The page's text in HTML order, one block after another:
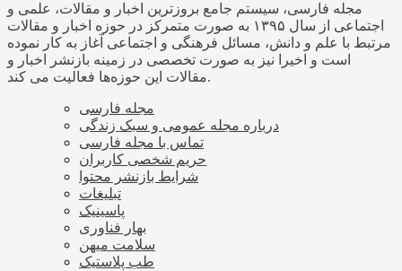
مجله فارسی، سیستم جامع بروزترین اخبار و مقالات، علمی و
اجتماعی از سال ۱۳۹۵ به صورت متمرکز در حوزه اخبار و مقالات
مرتبط با علم و دانش، مسائل فرهنگی و اجتماعی آغاز به کار نموده
است و اخیرا نیز به صورت تخصصی در زمینه بازنشر اخبار و
مقالات این حوزه‌ها فعالیت می کند.
مجله فارسی
درباره مجله عمومی و سبک زندگی
تماس با مجله فارسی
حریم شخصی کاربران
شرایط بازنشر محتوا
تبلیغات
پاسینیک
بهار فناوری
سلامت میهن
طب پلاستیک